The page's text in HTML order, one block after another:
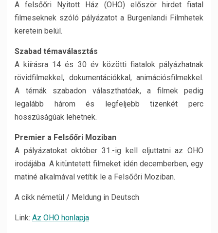
A felsőőri Nyitott Ház (OHO) először hirdet fiatal
filmeseknek szóló pályázatot a Burgenlandi Filmhetek
keretein belül.
Szabad témaválasztás
A kiírásra 14 és 30 év közötti fiatalok pályázhatnak
rövidfilmekkel, dokumentációkkal, animációsfilmekkel.
A témák szabadon választhatóak, a filmek pedig
legalább három és legfeljebb tizenkét perc
hosszúságúak lehetnek.
Premier a Felsőőri Moziban
A pályázatokat október 31.-ig kell eljuttatni az OHO
irodájába. A kitüntetett filmeket idén decemberben, egy
matiné alkalmával vetítik le a Felsőőri Moziban.
A cikk németül / Meldung in Deutsch
Link: Az OHO honlapja